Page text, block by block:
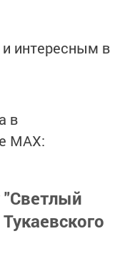
интересным в
в
MАХ:
"Светлый